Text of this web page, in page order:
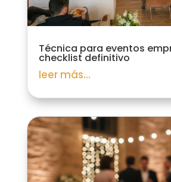
Técnica para eventos
checklist definitivo
leer más...